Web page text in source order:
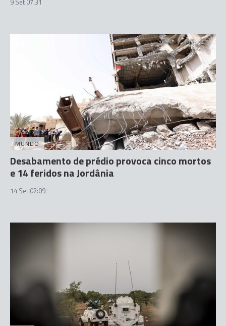
9 Set 07:31
MUNDO
Desabamento de prédio provoca cinco mortos
e 14 feridos na Jordânia
14 Set 02:09